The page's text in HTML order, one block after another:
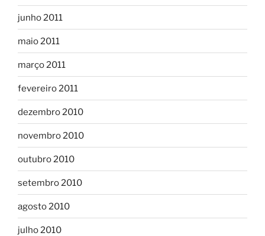
junho 2011
maio 2011
março 2011
fevereiro 2011
dezembro 2010
novembro 2010
outubro 2010
setembro 2010
agosto 2010
julho 2010